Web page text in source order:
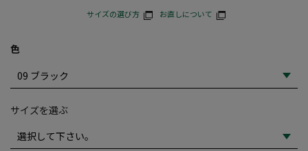
サイズの選び方 お直しについて
色
サイズを選ぶ